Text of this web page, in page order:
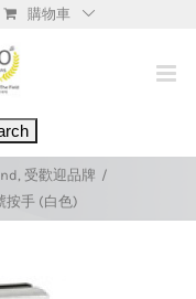
購物車
, 受歡迎品牌 /
按手 (白色)